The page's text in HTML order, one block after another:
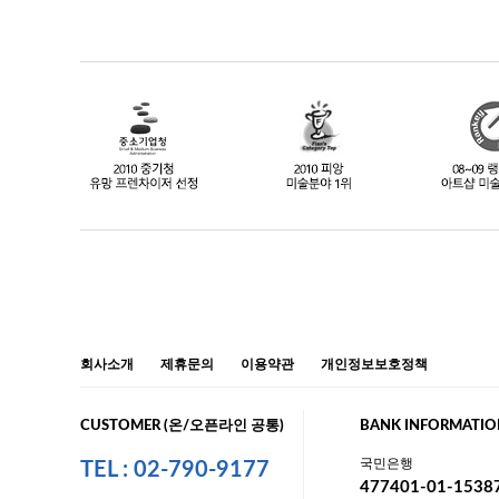
회사소개 제휴문의 이용약관 개인정보보호정책
CUSTOMER (온/오픈라인 공통)
TEL : 02-790-9177
BANK
국민은행
477401-01-